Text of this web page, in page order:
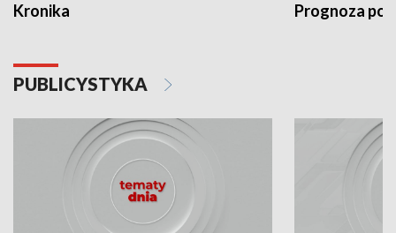
Kronika Prognoza
PUBLICYSTYKA